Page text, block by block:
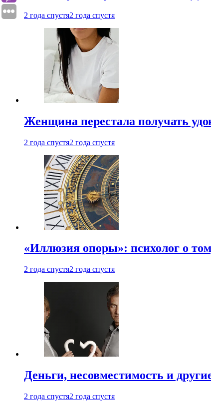
2 года спустя2 года спустя
Женщина перестала получать
2 года спустя2 года спустя
«Иллюзия опоры»: психолог о
2 года спустя2 года спустя
Деньги, несовместимость и
2 года спустя2 года спустя